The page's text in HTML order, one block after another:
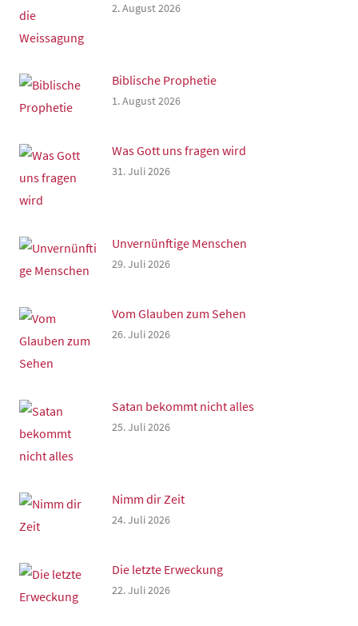
2. August 2026
Biblische Prophetie
1. August 2026
Was Gott uns fragen wird
31. Juli 2026
Unvernünftige Menschen
29. Juli 2026
Vom Glauben zum Sehen
26. Juli 2026
Satan bekommt nicht alles
25. Juli 2026
Nimm dir Zeit
24. Juli 2026
Die letzte Erweckung
22. Juli 2026